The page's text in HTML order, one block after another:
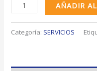
AÑADIR
Categoría: SERVICIOS